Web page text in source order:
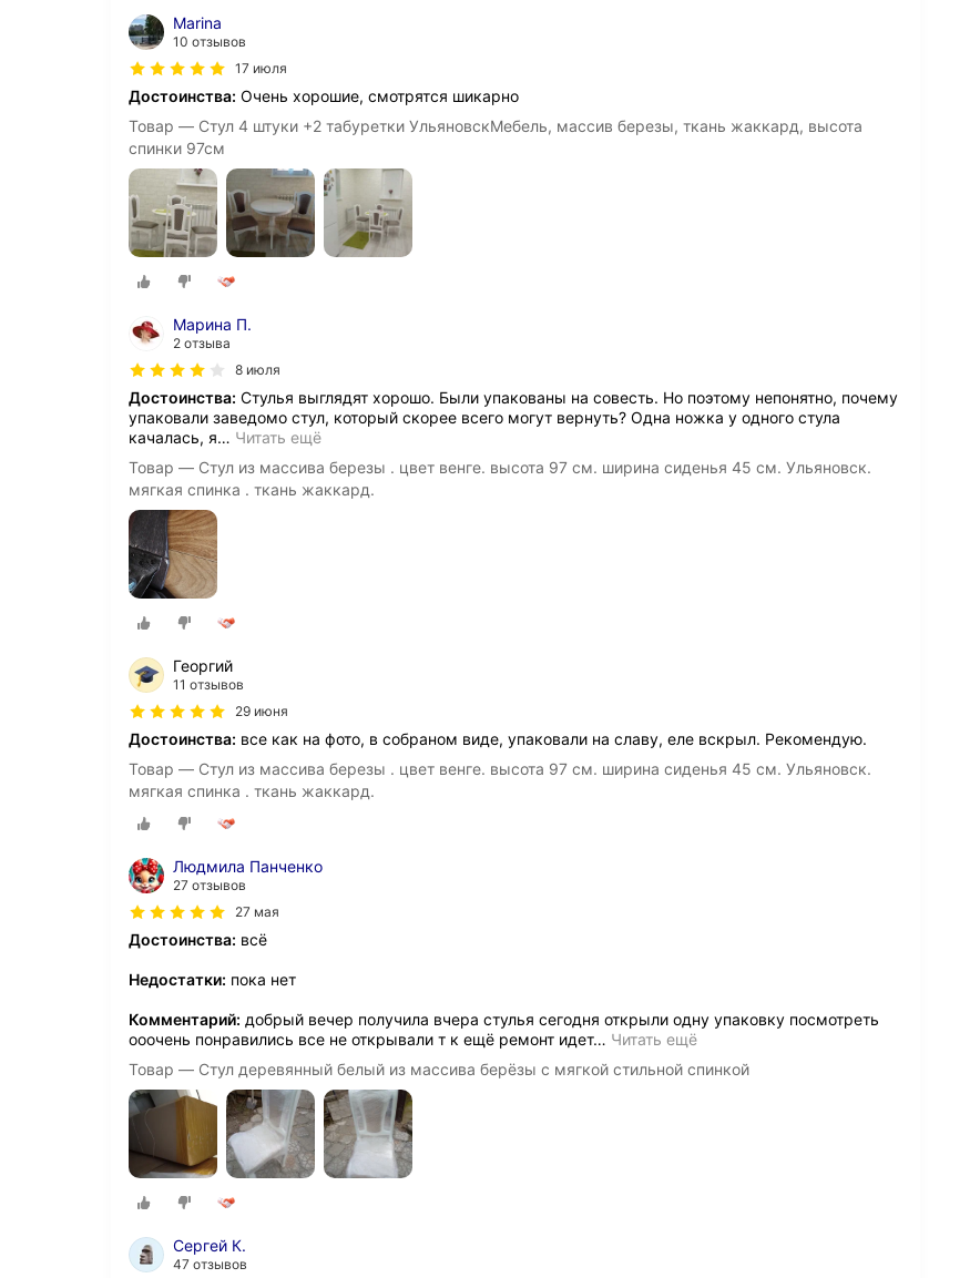
Marina
10 отзывов
17 июля
Достоинства: Очень хорошие, смотрятся шикарно
Товар — Стул 4 штуки +2 табуретки УльяновскМебель, массив березы, ткань жаккард, высота
спинки 97см
Марина П.
2 отзыва
8 июля
Достоинства: Стулья выглядят хорошо. Были упакованы на совесть. Но поэтому непонятно, почему
упаковали заведомо стул, который скорее всего могут вернуть? Одна ножка у одного стула
качалась, я… Читать ещё
Товар — Стул из массива березы . цвет венге. высота 97 см. ширина сиденья 45 см. Ульяновск.
мягкая спинка . ткань жаккард.
Георгий
11 отзывов
29 июня
Достоинства: все как на фото, в собраном виде, упаковали на славу, еле вскрыл. Рекомендую.
Товар — Стул из массива березы . цвет венге. высота 97 см. ширина сиденья 45 см. Ульяновск.
мягкая спинка . ткань жаккард.
Людмила Панченко
27 отзывов
27 мая
Достоинства: всё
Недостатки: пока нет
Комментарий: добрый вечер получила вчера стулья сегодня открыли одну упаковку посмотреть
ооочень понравились все не открывали т к ещё ремонт идет… Читать ещё
Товар — Стул деревянный белый из массива берёзы с мягкой стильной спинкой
Сергей К.
47 отзывов